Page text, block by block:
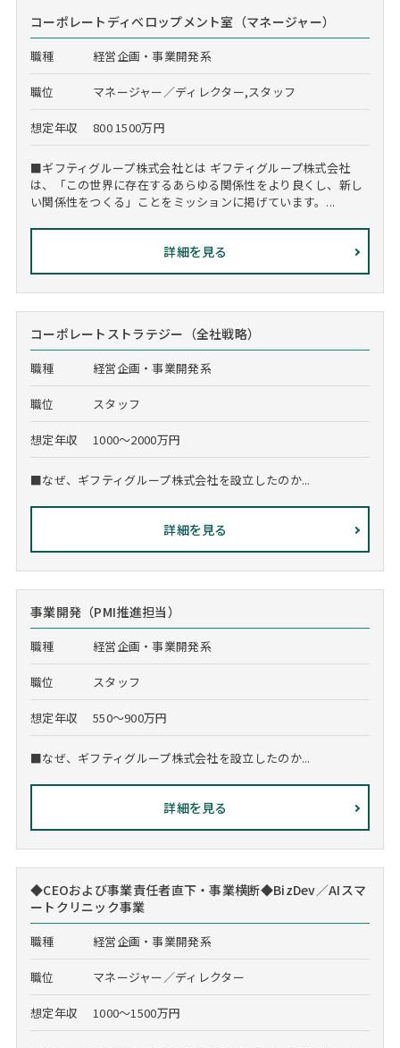
コーポレートディべロップメント室（マネージャー）
職種 経営企画・事業開発系
職位 マネージャー／ディレクター,スタッフ
想定年収 800 1500万円
■ギフティグループ株式会社とは ギフティグループ株式会社
は、「この世界に存在するあらゆる関係性をより良くし、新し
い関係性をつくる」ことをミッションに掲げています。...
詳細を見る
コーポレートストラテジー（全社戦略）
職種 経営企画・事業開発系
職位 スタッフ
想定年収 1000～2000万円
■なぜ、ギフティグループ株式会社を設立したのか...
詳細を見る
事業開発（PMI推進担当）
職種 経営企画・事業開発系
職位 スタッフ
想定年収 550～900万円
■なぜ、ギフティグループ株式会社を設立したのか...
詳細を見る
◆CEOおよび事業責任者直下・事業横断◆BizDev／AIスマ
ートクリニック事業
職種 経営企画・事業開発系
職位 マネージャー／ディレクター
想定年収 1000～1500万円